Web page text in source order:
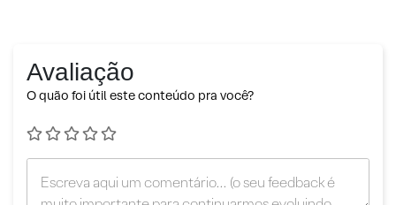
Avaliação
O quão foi útil este conteúdo pra você?